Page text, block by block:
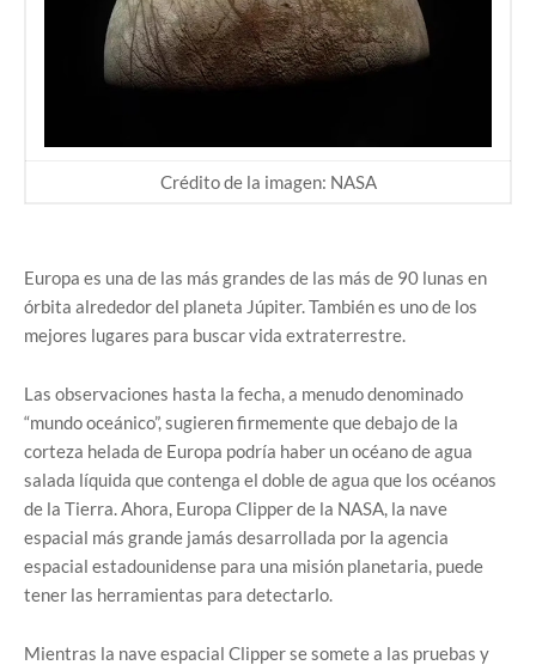
Crédito de la imagen: NASA
Europa es una de las más grandes de las más de 90 lunas en
órbita alrededor del planeta Júpiter. También es uno de los
mejores lugares para buscar vida extraterrestre.
Las observaciones hasta la fecha, a menudo denominado
“mundo oceánico”, sugieren firmemente que debajo de la
corteza helada de Europa podría haber un océano de agua
salada líquida que contenga el doble de agua que los océanos
de la Tierra. Ahora, Europa Clipper de la NASA, la nave
espacial más grande jamás desarrollada por la agencia
espacial estadounidense para una misión planetaria, puede
tener las herramientas para detectarlo.
Mientras la nave espacial Clipper se somete a las pruebas y